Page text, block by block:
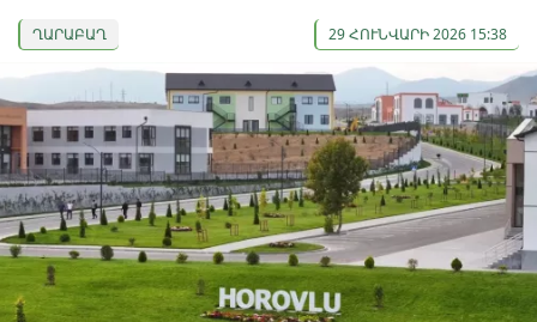
ՂԱՐԱԲԱՂ 29 ՀՈՒՆՎԱՐԻ 2026 15:38